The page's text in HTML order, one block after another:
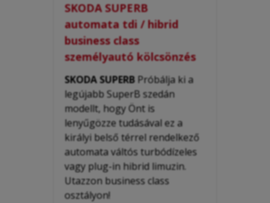
SKODA SUPERB
automata tdi / hibrid
business class
személyautó kölcsönzés
SKODA SUPERB Próbálja ki a
legújabb SuperB szedán
modellt, hogy Önt is
lenyűgözze tudásával ez a
királyi belső térrel rendelkező
automata váltós turbódízeles
vagy plug-in hibrid limuzin.
Utazzon business class
osztályon!